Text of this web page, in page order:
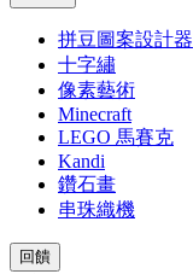
拼豆圖案設計器
十字繡
像素藝術
Minecraft
LEGO 馬賽克
Kandi
鑽石畫
串珠織機
回饋